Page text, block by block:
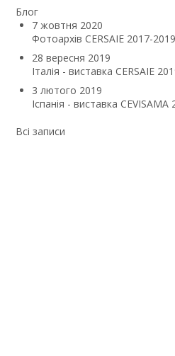
Блог
7 жовтня 2020
Фотоархів CERSAIE 2017-2019
28 вересня 2019
Італія - виставка CERSAIE
3 лютого 2019
Іспанія - виставка CEVISAMA
Всі записи